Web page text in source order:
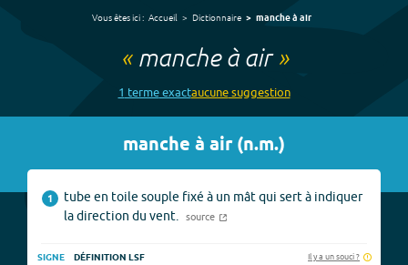
Vous êtes ici : Accueil Dictionnaire manche à air
« manche à air»
1 termeexactaucunesuggestion
manche à air(n.m.)
1
tube en toile souple fixé à un mât qui sert à indiquer
la direction du vent.
source
SIGNE DÉFINITION LSF Il y a un souci ?